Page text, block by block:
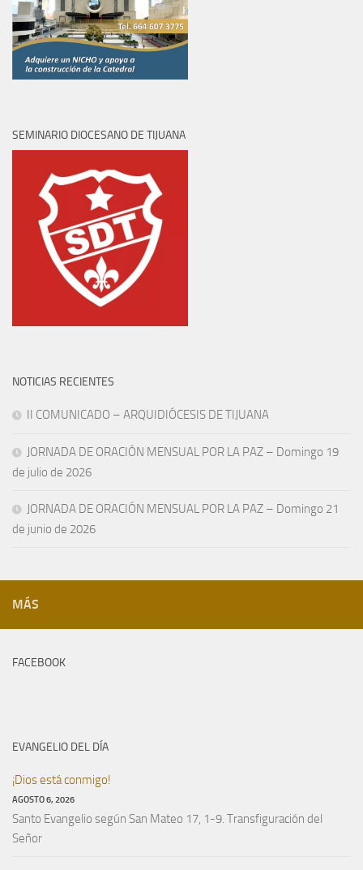
SEMINARIO DIOCESANO DE TIJUANA
NOTICIAS RECIENTES
II COMUNICADO – ARQUIDIÓCESIS DE TIJUANA
JORNADA DE ORACIÓN MENSUAL POR LA PAZ – Domingo 19
de julio de 2026
JORNADA DE ORACIÓN MENSUAL POR LA PAZ – Domingo 21
de junio de 2026
MÁS
FACEBOOK
EVANGELIO DEL DÍA
¡Dios está conmigo!
AGOSTO 6, 2026
Santo Evangelio según San Mateo 17, 1-9. Transfiguración del
Señor